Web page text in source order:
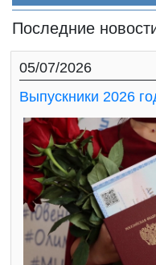
Последние
05/07/2026
Выпускники 2026